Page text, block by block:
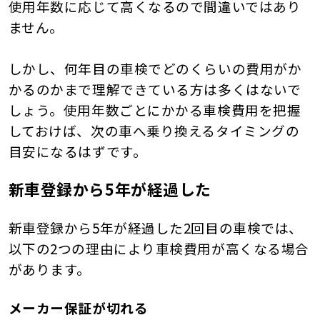
使用年数に応じて高くなるので間違いではあり
ません。
しかし、何年目の車検でどのくらいの費用がか
かるのかまで理解できている方は多くはないで
しょう。使用年数ごとにかかる車検費用を把握
しておけば、次の車へ乗り換えるタイミングの
目安になるはずです。
新車登録から5年が経過した
新車登録から5年が経過した2回目の車検では、
以下の2つの理由により車検費用が高くなる場合
があります。
メーカー保証が切れる